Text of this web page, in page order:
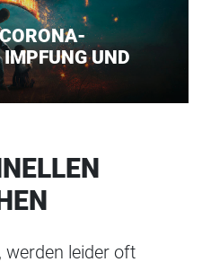
UND
werden leider oft